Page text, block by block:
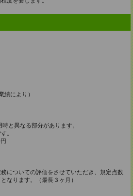
により）
と異なる部分があります。
。
についての評価をさせていただき、規定点数
なります。（最長３ヶ月）